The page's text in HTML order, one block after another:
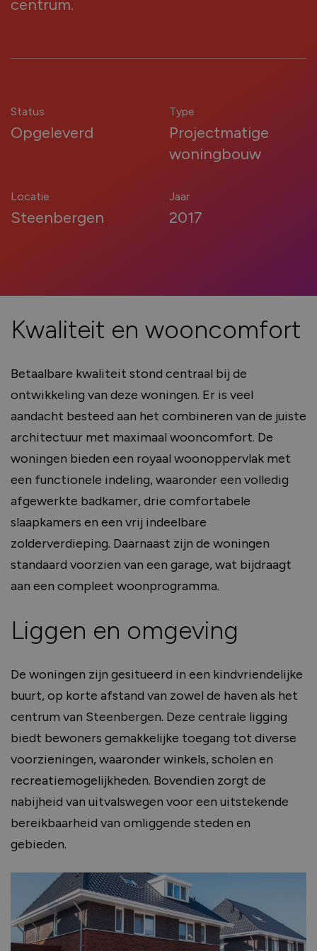
bestaand huis)
kozijnen nodig)
kozijnen?
Inclusief montage
centrum.
Status
Opgeleverd
Type
Projectmatige
woningbouw
Locatie
Steenbergen
Jaar
2017
Kwaliteit en wooncomfort
Betaalbare kwaliteit stond centraal bij de
ontwikkeling van deze woningen. Er is veel
aandacht besteed aan het combineren van de juiste
architectuur met maximaal wooncomfort. De
woningen bieden een royaal woonoppervlak met
een functionele indeling, waaronder een volledig
afgewerkte badkamer, drie comfortabele
slaapkamers en een vrij indeelbare
zolderverdieping. Daarnaast zijn de woningen
standaard voorzien van een garage, wat bijdraagt
aan een compleet woonprogramma.
Liggen en omgeving
De woningen zijn gesitueerd in een kindvriendelijke
buurt, op korte afstand van zowel de haven als het
centrum van Steenbergen. Deze centrale ligging
biedt bewoners gemakkelijke toegang tot diverse
voorzieningen, waaronder winkels, scholen en
recreatiemogelijkheden. Bovendien zorgt de
nabijheid van uitvalswegen voor een uitstekende
bereikbaarheid van omliggende steden en
gebieden.